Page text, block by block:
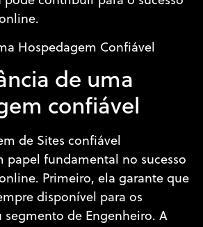
Hospedagem Confiável
de uma
confiável
de Sites confiável
papel fundamental no sucesso
Primeiro, ela garante que
disponível para os
segmento de Engenheiro. A